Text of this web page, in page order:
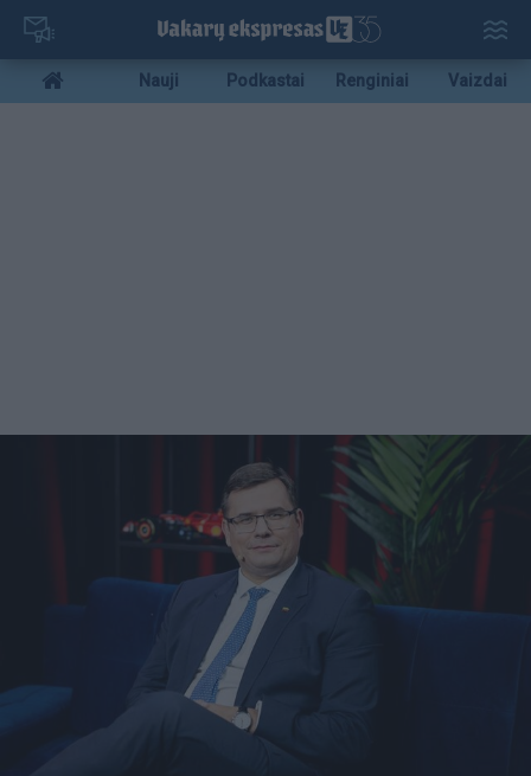
Pereiti
pagrindinį
turinį
Mobile
menu
Nauji Podkastai Renginiai Vaizdai